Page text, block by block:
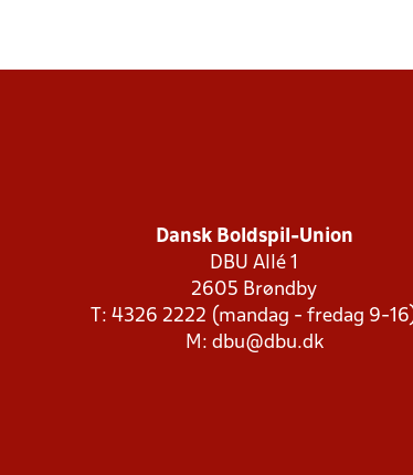
Dansk Boldspil-Union
DBU Allé 1
2605 Brøndby
T: 4326 2222 (mandag - fredag 9-
M: dbu@dbu.dk